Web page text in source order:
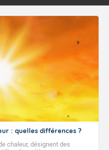
: quelles différences ?
chaleur, désignent des